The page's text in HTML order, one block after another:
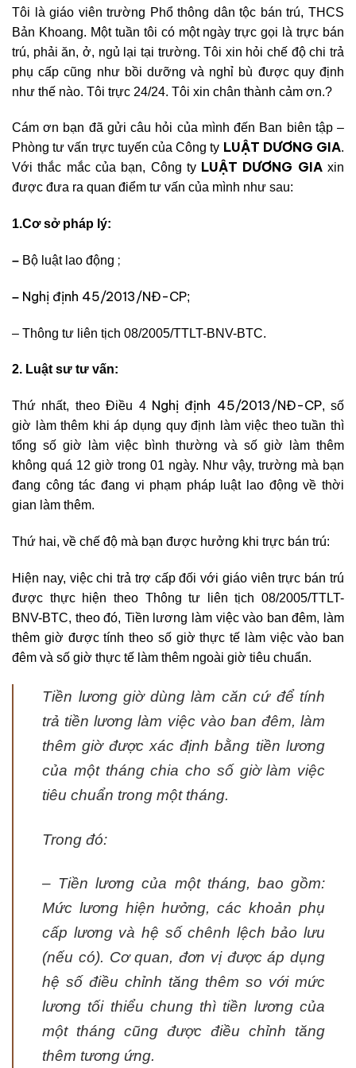
Tôi là giáo viên trường Phổ thông dân tộc bán trú, THCS
Bản Khoang. Một tuần tôi có một ngày trực gọi là trực bán
trú, phải ăn, ở, ngủ lại tại trường. Tôi xin hỏi chế độ chi trả
phụ cấp cũng như bồi dưỡng và nghỉ bù được quy định
như thế nào. Tôi trực 24/24. Tôi xin chân thành cảm ơn.?
Cám ơn bạn đã gửi câu hỏi của mình đến Ban biên tập –
Phòng tư vấn trực tuyến của Công ty LUẬT DƯƠNG GIA.
Với thắc mắc của bạn, Công ty LUẬT DƯƠNG GIAxin
được đưa ra quan điểm tư vấn của mình như sau:
1.Cơ sở pháp lý:
– Bộ luật lao động ;
– Nghị định 45/2013/NĐ-CP;
– Thông tư liên tịch 08/2005/TTLT-BNV-BTC.
2. Luật sư tư vấn:
Thứ nhất, theo Điều 4 Nghị định 45/2013/NĐ-CP, số
giờ làm thêm khi áp dụng quy định làm việc theo tuần thì
tổng số giờ làm việc bình thường và số giờ làm thêm
không quá 12 giờ trong 01 ngày. Như vậy, trường mà bạn
đang công tác đang vi phạm pháp luật lao động về thời
gian làm thêm.
Thứ hai, về chế độ mà bạn được hưởng khi trực bán trú:
Hiện nay, việc chi trả trợ cấp đối với giáo viên trực bán trú
được thực hiện theo Thông tư liên tịch 08/2005/TTLT-
BNV-BTC, theo đó, Tiền lương làm việc vào ban đêm, làm
thêm giờ được tính theo số giờ thực tế làm việc vào ban
đêm và số giờ thực tế làm thêm ngoài giờ tiêu chuẩn.
Tiền lương giờ dùng làm căn cứ để tính
trả tiền lương làm việc vào ban đêm, làm
thêm giờ được xác định bằng tiền lương
của một tháng chia cho số giờ làm việc
tiêu chuẩn trong một tháng.
Trong đó:
– Tiền lương của một tháng, bao gồm:
Mức lương hiện hưởng, các khoản phụ
cấp lương và hệ số chênh lệch bảo lưu
(nếu có). Cơ quan, đơn vị được áp dụng
hệ số điều chỉnh tăng thêm so với mức
lương tối thiểu chung thì tiền lương của
một tháng cũng được điều chỉnh tăng
thêm tương ứng.